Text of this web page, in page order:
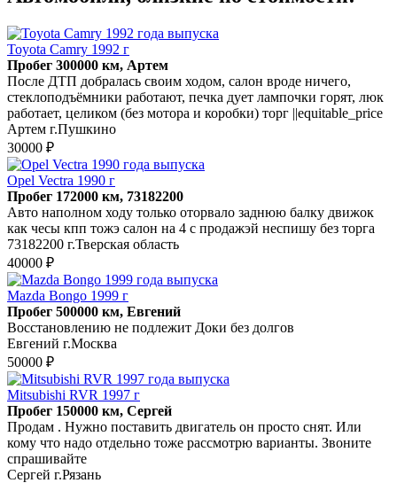
Toyota Camry 1992 г
Пробег 300000 км, Артем
После ДТП добралась своим ходом, салон вроде ничего,
стеклоподъёмники работают, печка дует лампочки горят, люк
работает, целиком (без мотора и коробки) торг ||equitable_price
Артем г.Пушкино
30000 ₽
Opel Vectra 1990 г
Пробег 172000 км, 73182200
Авто наполном ходу только оторвало заднюю балку движок
как чесы кпп тожэ салон на 4 с продажэй неспишу без торга
73182200 г.Тверская область
40000 ₽
Mazda Bongo 1999 г
Пробег 500000 км, Евгений
Восстановлению не подлежит Доки без долгов
Евгений г.Москва
50000 ₽
Mitsubishi RVR 1997 г
Пробег 150000 км, Сергей
Продам . Нужно поставить двигатель он просто снят. Или
кому что надо отдельно тоже рассмотрю варианты. Звоните
спрашивайте
Сергей г.Рязань